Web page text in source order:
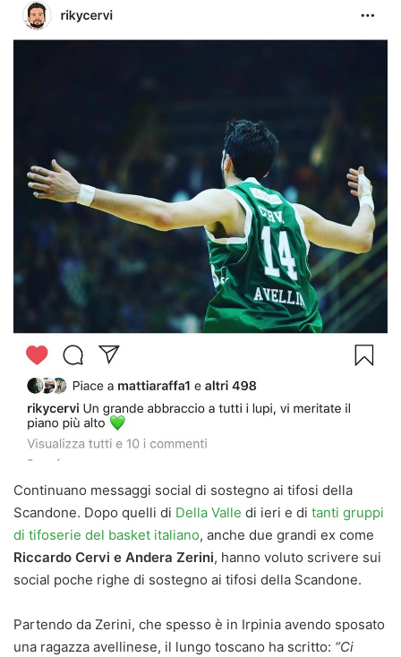
Continuano messaggi social di sostegno ai tifosi della
Scandone. Dopo quelli di Della Valle di ieri e di tanti gruppi
di tifoserie del basket italiano, anche due grandi ex come
Riccardo Cervi e Andera Zerini, hanno voluto scrivere sui
social poche righe di sostegno ai tifosi della Scandone.
Partendo da Zerini, che spesso è in Irpinia avendo sposato
una ragazza avellinese, il lungo toscano ha scritto: “Ci